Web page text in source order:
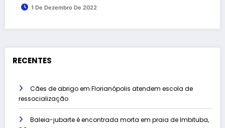
1 De Dezembro De 2022
RECENTES
Cães de abrigo em Florianópolis atendem escola de
ressocialização
Baleia-jubarte é encontrada morta em praia de Imbituba,